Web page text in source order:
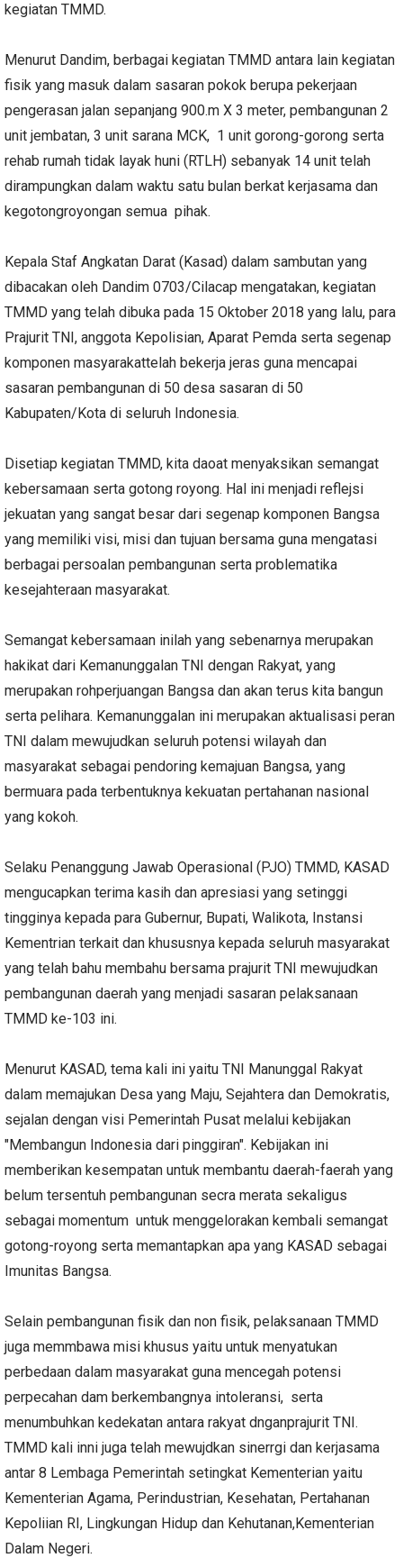
kegiatan TMMD.
Menurut Dandim, berbagai kegiatan TMMD antara lain kegiatan
fisik yang masuk dalam sasaran pokok berupa pekerjaan
pengerasan jalan sepanjang 900.m X 3 meter, pembangunan 2
unit jembatan, 3 unit sarana MCK, 1 unit gorong-gorong serta
rehab rumah tidak layak huni (RTLH) sebanyak 14 unit telah
dirampungkan dalam waktu satu bulan berkat kerjasama dan
kegotongroyongan semua pihak.
Kepala Staf Angkatan Darat (Kasad) dalam sambutan yang
dibacakan oleh Dandim 0703/Cilacap mengatakan, kegiatan
TMMD yang telah dibuka pada 15 Oktober 2018 yang lalu, para
Prajurit TNI, anggota Kepolisian, Aparat Pemda serta segenap
komponen masyarakattelah bekerja jeras guna mencapai
sasaran pembangunan di 50 desa sasaran di 50
Kabupaten/Kota di seluruh Indonesia.
Disetiap kegiatan TMMD, kita daoat menyaksikan semangat
kebersamaan serta gotong royong. Hal ini menjadi reflejsi
jekuatan yang sangat besar dari segenap komponen Bangsa
yang memiliki visi, misi dan tujuan bersama guna mengatasi
berbagai persoalan pembangunan serta problematika
kesejahteraan masyarakat.
Semangat kebersamaan inilah yang sebenarnya merupakan
hakikat dari Kemanunggalan TNI dengan Rakyat, yang
merupakan rohperjuangan Bangsa dan akan terus kita bangun
serta pelihara. Kemanunggalan ini merupakan aktualisasi peran
TNI dalam mewujudkan seluruh potensi wilayah dan
masyarakat sebagai pendoring kemajuan Bangsa, yang
bermuara pada terbentuknya kekuatan pertahanan nasional
yang kokoh.
Selaku Penanggung Jawab Operasional (PJO) TMMD, KASAD
mengucapkan terima kasih dan apresiasi yang setinggi
tingginya kepada para Gubernur, Bupati, Walikota, Instansi
Kementrian terkait dan khususnya kepada seluruh masyarakat
yang telah bahu membahu bersama prajurit TNI mewujudkan
pembangunan daerah yang menjadi sasaran pelaksanaan
TMMD ke-103 ini.
Menurut KASAD, tema kali ini yaitu TNI Manunggal Rakyat
dalam memajukan Desa yang Maju, Sejahtera dan Demokratis,
sejalan dengan visi Pemerintah Pusat melalui kebijakan
"Membangun Indonesia dari pinggiran". Kebijakan ini
memberikan kesempatan untuk membantu daerah-faerah yang
belum tersentuh pembangunan secra merata sekaligus
sebagai momentum untuk menggelorakan kembali semangat
gotong-royong serta memantapkan apa yang KASAD sebagai
Imunitas Bangsa.
Selain pembangunan fisik dan non fisik, pelaksanaan TMMD
juga memmbawa misi khusus yaitu untuk menyatukan
perbedaan dalam masyarakat guna mencegah potensi
perpecahan dam berkembangnya intoleransi, serta
menumbuhkan kedekatan antara rakyat dnganprajurit TNI.
TMMD kali inni juga telah mewujdkan sinerrgi dan kerjasama
antar 8 Lembaga Pemerintah setingkat Kementerian yaitu
Kementerian Agama, Perindustrian, Kesehatan, Pertahanan
Kepoliian RI, Lingkungan Hidup dan Kehutanan,Kementerian
Dalam Negeri.